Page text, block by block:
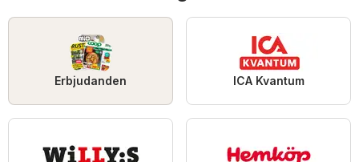
Erbjudanden ICA Kvantum